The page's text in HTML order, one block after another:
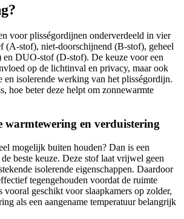
voor plisségordijnen onderverdeeld in vier
(A-stof), niet-doorschijnend (B-stof), geheel
en DUO-stof (D-stof). De keuze voor een
op de lichtinval en privacy, maar ook
en isolerende werking van het plisségordijn.
hoe beter deze helpt om zonnewarmte
warmtewering en verduistering
mogelijk buiten houden? Dan is een
beste keuze. Deze stof laat vrijwel geen
isolerende eigenschappen. Daardoor
tegengehouden voordat de ruimte
geschikt voor slaapkamers op zolder,
als een aangename temperatuur belangrijk